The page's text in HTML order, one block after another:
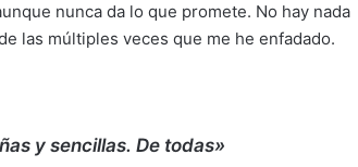
nunca da lo que promete. No hay nada
las múltiples veces que me he enfadado.
y sencillas. De todas»